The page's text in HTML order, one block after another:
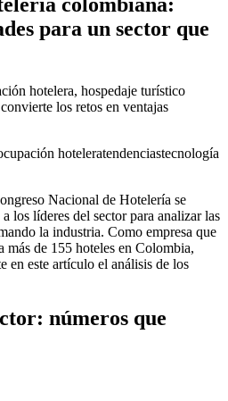
para un sector que
hotelera, hospedaje turístico
los retos en ventajas
hoteleratendenciastecnología
Nacional de Hotelería se
los líderes del sector para analizar las
la industria. Como empresa que
más de 155 hoteles en Colombia,
en este artículo el análisis de los
números que